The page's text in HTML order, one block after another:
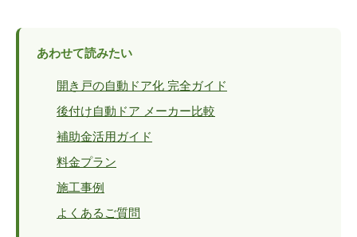
あわせて読みたい
開き戸の自動ドア化 完全ガイド
後付け自動ドア メーカー比較
補助金活用ガイド
料金プラン
施工事例
よくあるご質問